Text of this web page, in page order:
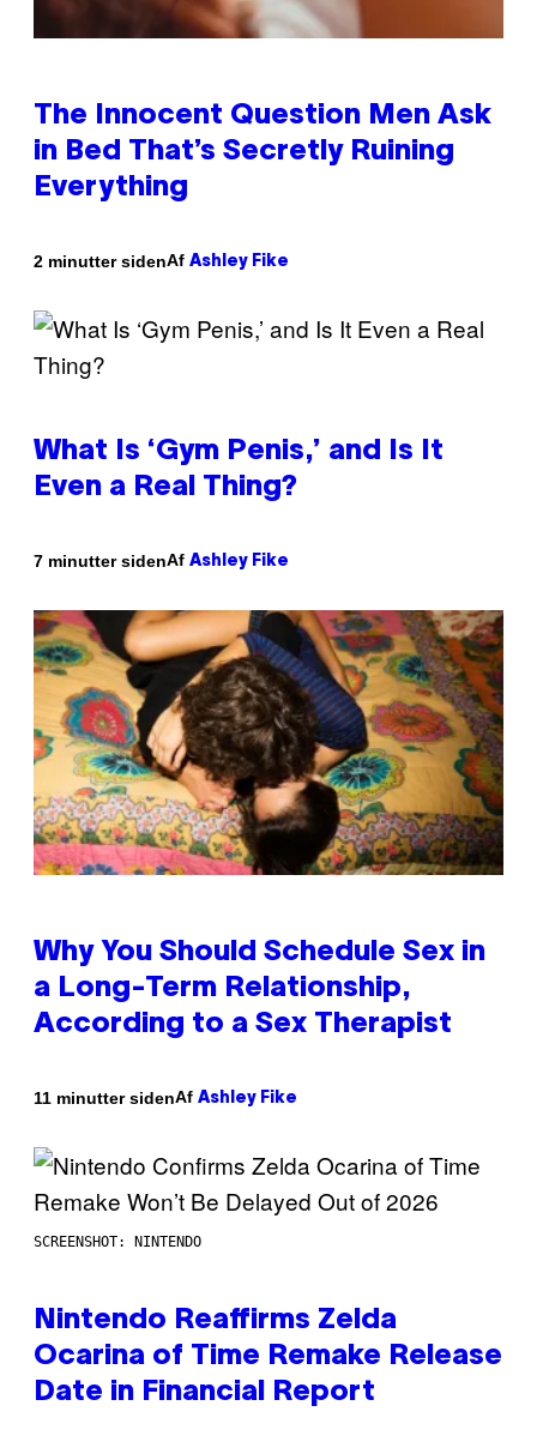
The Innocent Question Men Ask
in Bed That’s Secretly Ruining
Everything
2 minutter sidenAf Ashley Fike
What Is ‘Gym Penis,’ and Is It
Even a Real Thing?
7 minutter sidenAf Ashley Fike
Why You Should Schedule Sex in
a Long-Term Relationship,
According to a Sex Therapist
11 minutter sidenAf Ashley Fike
SCREENSHOT: NINTENDO
Nintendo Reaffirms Zelda
Ocarina of Time Remake Release
Date in Financial Report